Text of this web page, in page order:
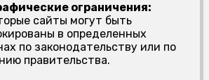
ограничения:
сайты могут быть
в определенных
по законодательству или по
правительства.